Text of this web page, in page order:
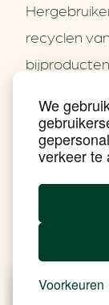
We
verkeer te
Voorkeuren
Partners
Contact
Nieuws
Events
recyclen van
Energie
uw PC
Privacy &